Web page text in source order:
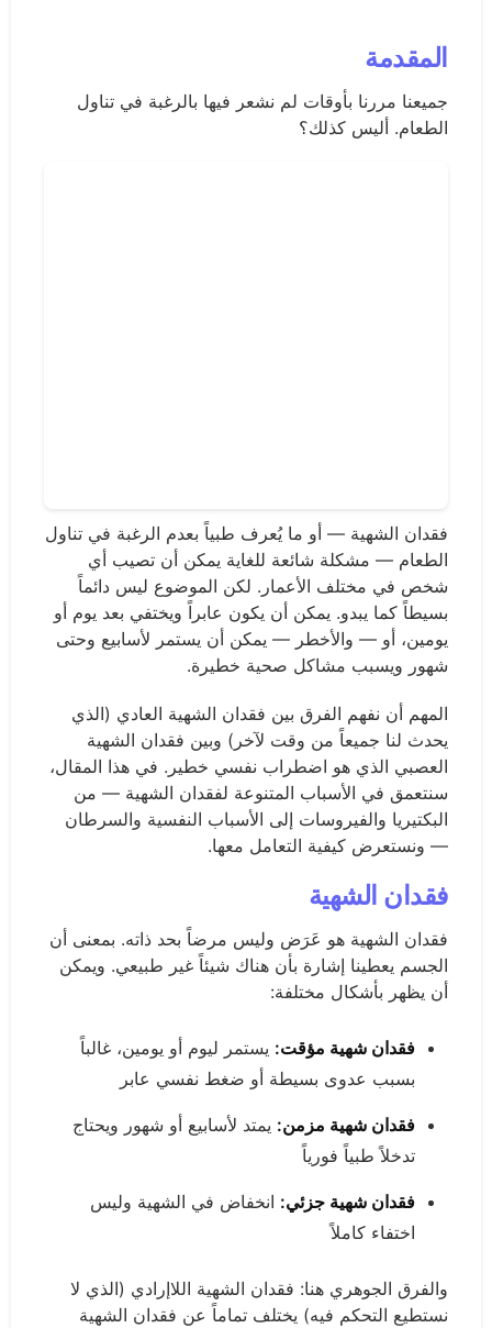
المقدمة
جميعنا مررنا بأوقات لم نشعر فيها بالرغبة في تناول
الطعام. أليس كذلك؟
فقدان الشهية — أو ما يُعرف طبياً بعدم الرغبة في تناول
الطعام — مشكلة شائعة للغاية يمكن أن تصيب أي
شخص في مختلف الأعمار. لكن الموضوع ليس دائماً
بسيطاً كما يبدو. يمكن أن يكون عابراً ويختفي بعد يوم أو
يومين، أو — والأخطر — يمكن أن يستمر لأسابيع وحتى
شهور ويسبب مشاكل صحية خطيرة.
المهم أن نفهم الفرق بين فقدان الشهية العادي (الذي
يحدث لنا جميعاً من وقت لآخر) وبين فقدان الشهية
العصبي الذي هو اضطراب نفسي خطير. في هذا المقال،
سنتعمق في الأسباب المتنوعة لفقدان الشهية — من
البكتيريا والفيروسات إلى الأسباب النفسية والسرطان
— ونستعرض كيفية التعامل معها.
فقدان الشهية
فقدان الشهية هو عَرَض وليس مرضاً بحد ذاته. بمعنى أن
الجسم يعطينا إشارة بأن هناك شيئاً غير طبيعي. ويمكن
أن يظهر بأشكال مختلفة:
فقدان شهية مؤقت: يستمر ليوم أو يومين، غالباً
بسبب عدوى بسيطة أو ضغط نفسي عابر
فقدان شهية مزمن: يمتد لأسابيع أو شهور ويحتاج
تدخلاً طبياً فورياً
فقدان شهية جزئي: انخفاض في الشهية وليس
اختفاء كاملاً
والفرق الجوهري هنا: فقدان الشهية اللاإرادي (الذي لا
نستطيع التحكم فيه) يختلف تماماً عن فقدان الشهية